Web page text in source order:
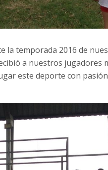
la temporada 2016 de
a nuestros jugadores
este deporte con